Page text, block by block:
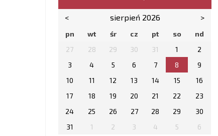
< sierpień 2026 >
pn wt śr cz pt so
nd
27
28 29 30 31 1
2
3
4 5 6 7 8
9
10
11 12 13 14 15
16
17
18 19 20 21 22
23
24
25 26 27 28 29
30
31
1 2 3 4 5 6